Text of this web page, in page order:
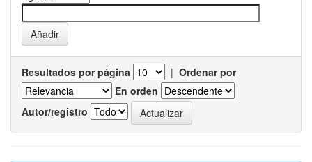
Resultados por página | Ordenar por
En orden
Autor/registro